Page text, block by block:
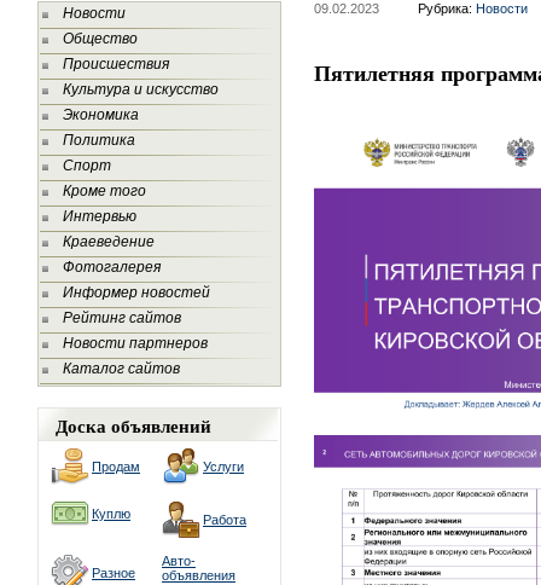
Новости
Общество
Происшествия
Культура и искусство
Экономика
Политика
Спорт
Кроме того
Интервью
Краеведение
Фотогалерея
Информер новостей
Рейтинг сайтов
Новости партнеров
Каталог сайтов
Доска объявлений
Продам Услуги
Куплю Работа
Разное
Авто-
объявления
09.02.2023 Рубрика: Новости
Пятилетняя